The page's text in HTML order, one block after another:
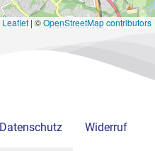
Leaflet | ©OpenStreetMap contributors
Datenschutz Widerruf